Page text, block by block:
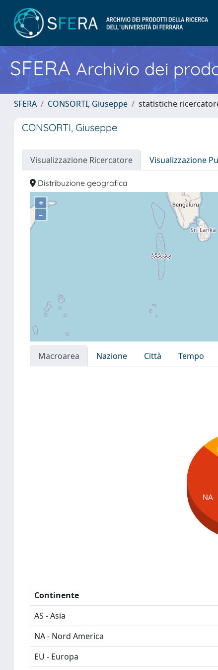
SFERA Archivio dei
SFERA CONSORTI, Giuseppe statistiche
CONSORTI, Giuseppe
Visualizzazione Ricercatore Visualizzazione
Distribuzione geografica
+
–
Macroarea Nazione Città
Tempo
NA
Continente
AS - Asia
NA - Nord America
EU - Europa